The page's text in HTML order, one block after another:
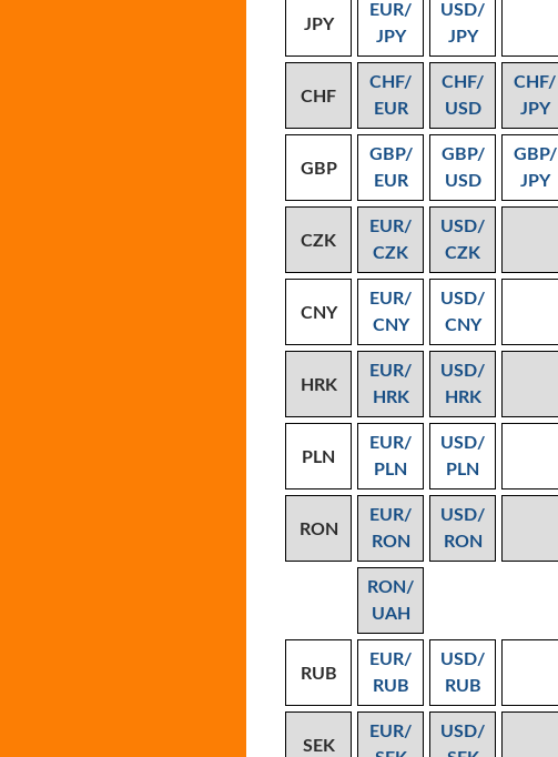
JPY
EUR/
JPY
USD/
JPY
CHF
CHF/
EUR
CHF/
USD
CHF/
JPY
GBP
GBP/
EUR
GBP/
USD
GBP/
JPY
CZK
EUR/
CZK
USD/
CZK
CNY
EUR/
CNY
USD/
CNY
HRK
EUR/
HRK
USD/
HRK
PLN
EUR/
PLN
USD/
PLN
RON
EUR/
RON
USD/
RON
RON/
UAH
RUB
EUR/
RUB
USD/
RUB
SEK
EUR/
USD/